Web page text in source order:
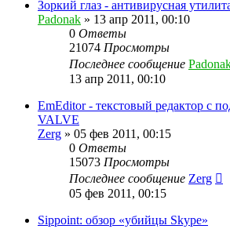
Зоркий глаз - антивирусная
Padonak » 13 апр 2011, 00:10
0 Ответы
21074 Просмотры
Последнее сообщение
13 апр 2011, 00:10
EmEditor - текстовый редактор с
VALVE
Zerg » 05 фев 2011, 00:15
0 Ответы
15073 Просмотры
Последнее сообщение Zerg
05 фев 2011, 00:15
Sippoint: обзор «убийцы Skype»